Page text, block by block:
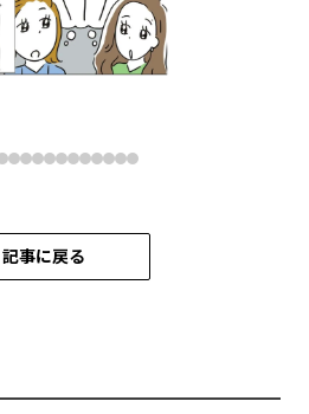
記事に戻る